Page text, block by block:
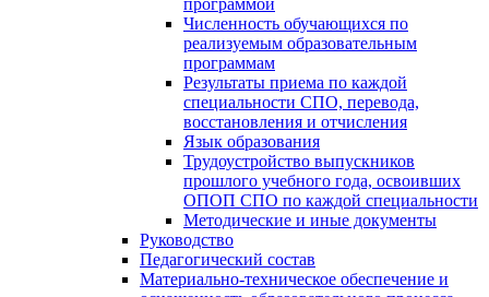
программой
Численность обучающихся по
реализуемым образовательным
программам
Результаты приема по каждой
специальности СПО, перевода,
восстановления и отчисления
Язык образования
Трудоустройство выпускников
прошлого учебного года, освоивших
ОПОП СПО по каждой специальности
Методические и иные документы
Руководство
Педагогический состав
Материально-техническое обеспечение и